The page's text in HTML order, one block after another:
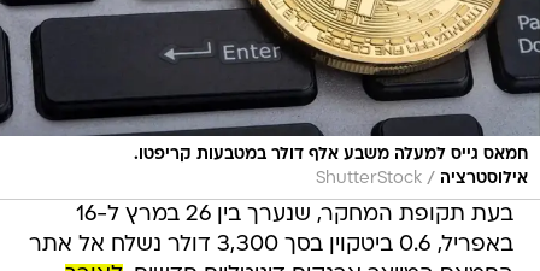
חמאס גייס למעלה משבע אלף דולר במטבעות קריפטו.
אילוסטרציה /
ShutterStock
בעת תקופת המחקר, שנערך בין 26 במרץ ל-16
באפריל, 0.6 ביטקוין בסך 3,300 דולר נשלח אל אתר